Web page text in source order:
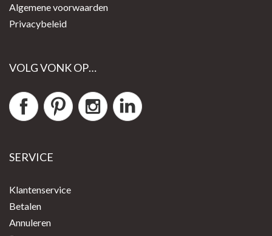
Algemene voorwaarden
Privacybeleid
VOLG VONK OP…
SERVICE
Klantenservice
Betalen
Annuleren